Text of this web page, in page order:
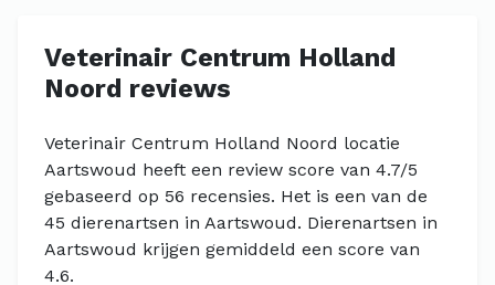
Veterinair Centrum Holland
Noord reviews
Veterinair Centrum Holland Noord locatie
Aartswoud heeft een review score van 4.7/5
gebaseerd op 56 recensies. Het is een van de
45 dierenartsen in Aartswoud. Dierenartsen in
Aartswoud krijgen gemiddeld een score van
4.6.